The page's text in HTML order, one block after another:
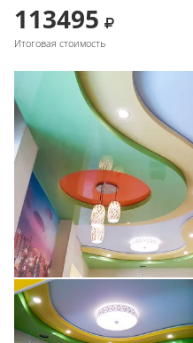
113495
Итоговая стоимость